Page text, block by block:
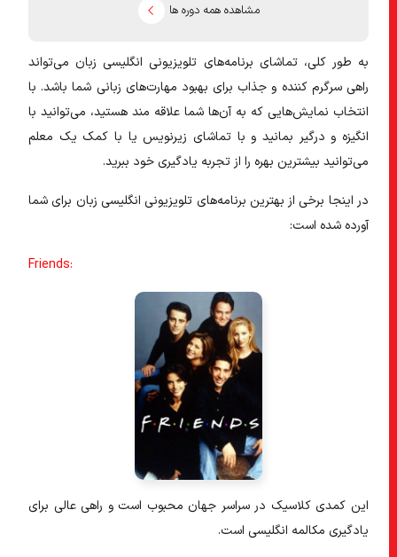
مشاهده همه دوره ها
به طور کلی، تماشای برنامه‌های تلویزیونی انگلیسی زبان می‌تواند
راهی سرگرم کننده و جذاب برای بهبود مهارت‌های زبانی شما باشد. با
انتخاب نمایش‌هایی که به آن‌ها شما علاقه مند هستید، می‌توانید با
انگیزه و درگیر بمانید و با تماشای زیرنویس یا با کمک یک معلم
می‌توانید بیشترین بهره را از تجربه یادگیری خود ببرید.
در اینجا برخی از بهترین برنامه‌های تلویزیونی انگلیسی زبان برای شما
آورده شده است:
Friends:
این کمدی کلاسیک در سراسر جهان محبوب است و راهی عالی برای
یادگیری مکالمه انگلیسی است.